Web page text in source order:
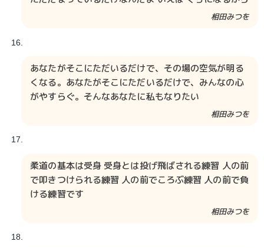
相田みつを​​
あなたがそこにただいるだけで、その場の空気が明る
くなる。あなたがそこにただいるだけで、みんなの心
がやすらぐ。そんなあなたに私もなりたい
相田みつを​​
柔道の基本は受身 受身とは投げ飛ばされる練習 人の前
で叩きつけられる練習 人の前でころぶ練習 人の前で負
ける練習です
相田みつを​​